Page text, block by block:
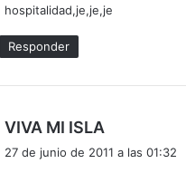
hospitalidad,je,je,je
Responder
VIVA MI ISLA
27 de junio de 2011 a las 01:32